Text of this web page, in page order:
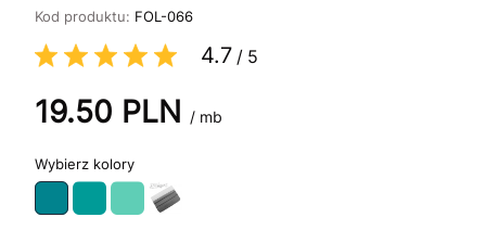
Kod produktu: FOL-066
4.7 / 5
19.50 PLN / mb
kolory